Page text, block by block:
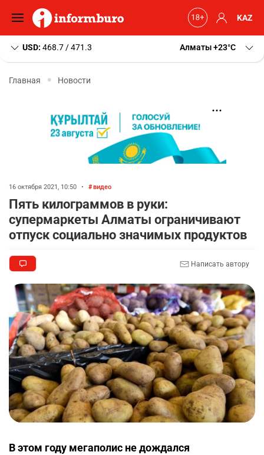
KAZ
USD: 468.7 / 471.3 Алматы+23 C
Главная Новости
16 октября 2021, 10:50 • видео
Пять килограммов в руки:
супермаркеты Алматы ограничивают
отпуск социально значимых продуктов
Написать автору
В этом году мегаполис не дождался